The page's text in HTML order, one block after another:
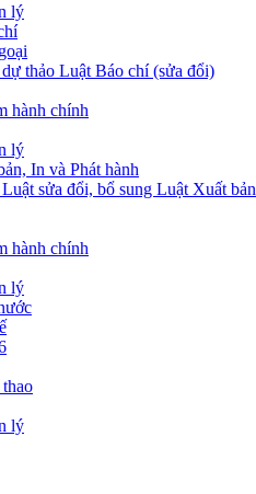
lý
thảo Luật Báo chí (sửa đổi)
hành chính
lý
In và Phát hành
sửa đổi, bổ sung Luật Xuất bản
hành chính
lý
lý